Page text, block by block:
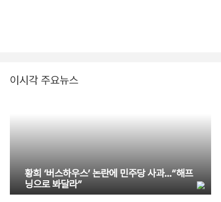
이시각 주요뉴스
황희 ‘버스하우스’ 논란에 민주당 사과…“해프
닝으로 봐달라”